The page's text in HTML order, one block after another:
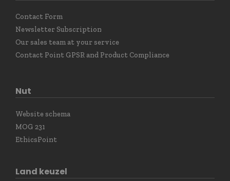
Contact Form
Newsletter Subscription
Our sales team at your service
Contact Point GPSR and Product Compliance
Nut
Website schema
MOG 231
EthicsPoint
Land keuzel